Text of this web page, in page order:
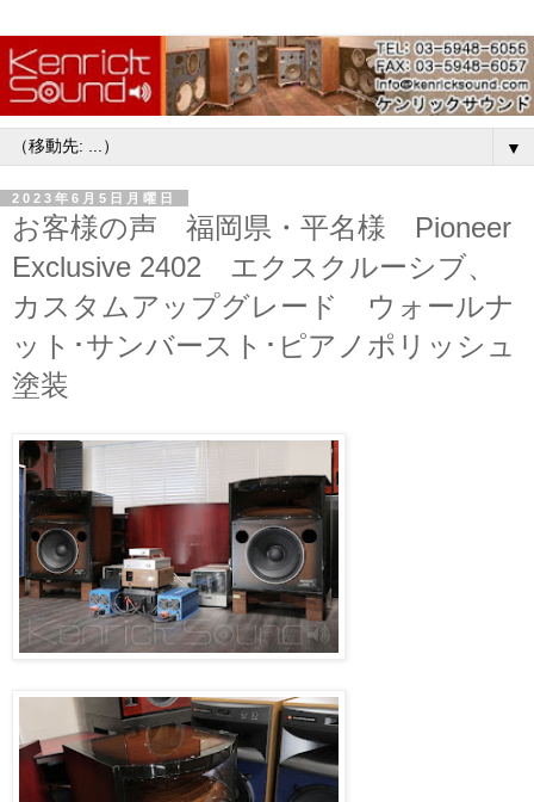
▼
2023年6月5日月曜日
お客様の声 福岡県・平名様 Pioneer
Exclusive 2402 エクスクルーシブ、
カスタムアップグレード ウォールナ
ット･サンバースト･ピアノポリッシュ
塗装